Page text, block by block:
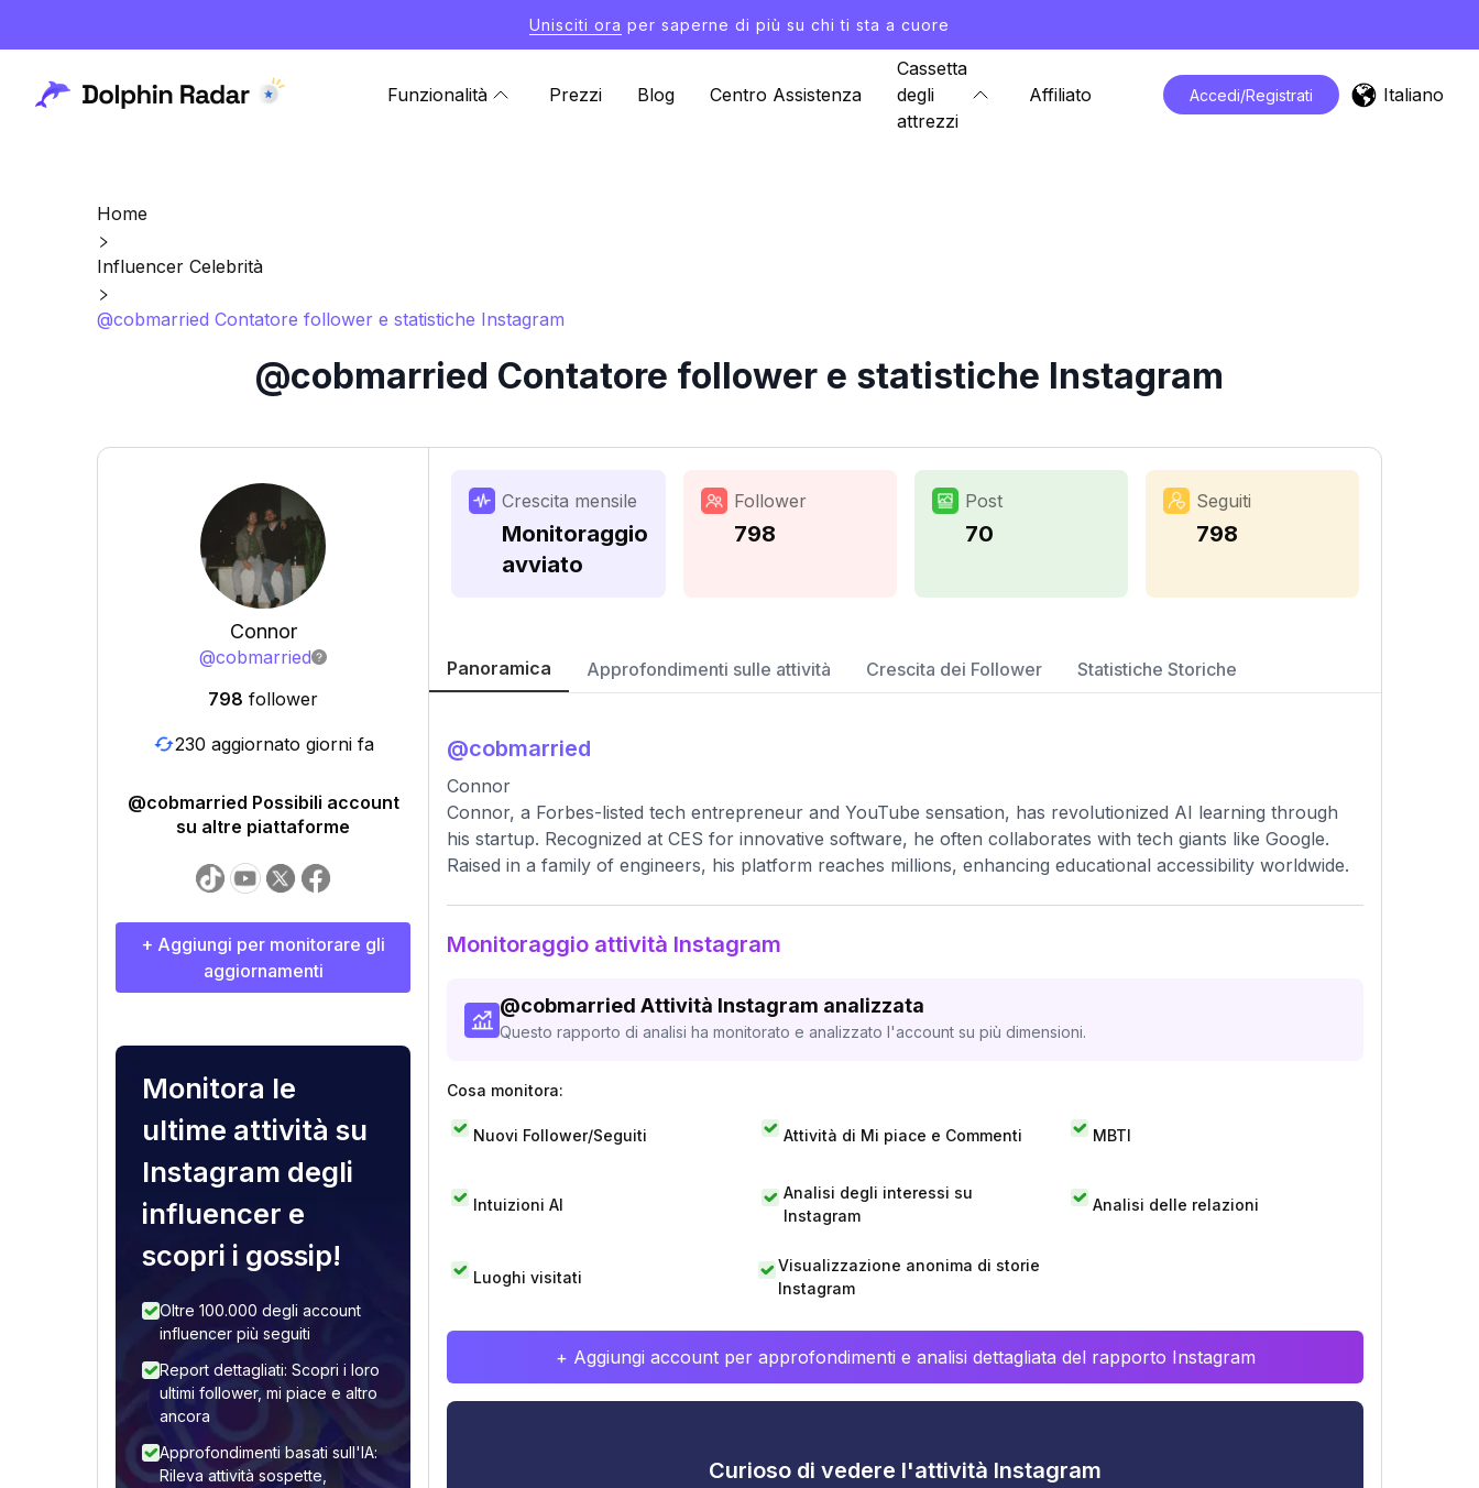
Unisciti ora per saperne di più su chi ti sta a cuore
Funzionalità Prezzi Blog Centro Assistenza
Cassetta
degli
attrezzi
Affiliato Accedi/Registrati Italiano
Home
Influencer Celebrità
@cobmarried Contatore follower e statistiche Instagram
@cobmarried Contatore follower e statistiche Instagram
Connor
@cobmarried
798 follower
230 aggiornato giorni fa
@cobmarried Possibili account
su altre piattaforme
+ Aggiungi per monitorare gli
aggiornamenti
Monitora le
ultime attività su
Instagram degli
influencer e
scopri i gossip!
Oltre 100.000 degli account
influencer più seguiti
Report dettagliati: Scopri i loro
ultimi follower, mi piace e altro
ancora
Approfondimenti basati sull'IA:
Rileva attività sospette,
Crescita mensile
Monitoraggio
avviato
Follower
798
Post
70
Seguiti
798
Panoramica Approfondimenti sulle attività Crescita dei Follower Statistiche Storiche
@cobmarried
Connor
Connor, a Forbes-listed tech entrepreneur and YouTube sensation, has revolutionized AI learning through
his startup. Recognized at CES for innovative software, he often collaborates with tech giants like Google.
Raised in a family of engineers, his platform reaches millions, enhancing educational accessibility worldwide.
Monitoraggio attività Instagram
@cobmarried Attività Instagram analizzata
Questo rapporto di analisi ha monitorato e analizzato l'account su più dimensioni.
Cosa monitora:
Nuovi Follower/Seguiti Attività di Mi piace e Commenti MBTI
Intuizioni AI
Analisi degli interessi su
Instagram
Analisi delle relazioni
Luoghi visitati
Visualizzazione anonima di storie
Instagram
+ Aggiungi account per approfondimenti e analisi dettagliata del rapporto Instagram
Curioso di vedere l'attività Instagram